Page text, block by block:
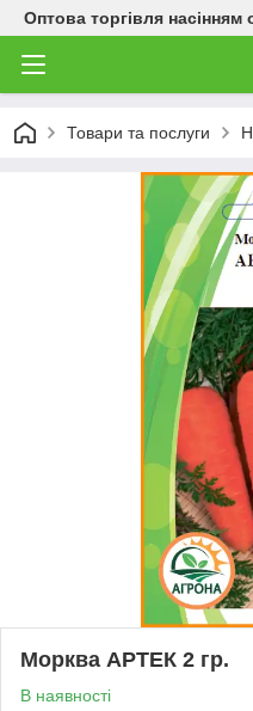
Оптова торгівля насінням
Товари та послуги
Морква АРТЕК 2 гр.
В наявності